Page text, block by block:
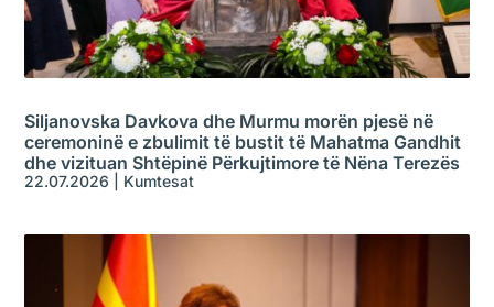
Siljanovska Davkova dhe Murmu morën pjesë në
ceremoninë e zbulimit të bustit të Mahatma Gandhit
dhe vizituan Shtëpinë Përkujtimore të Nëna Terezës
22.07.2026 Kumtesat